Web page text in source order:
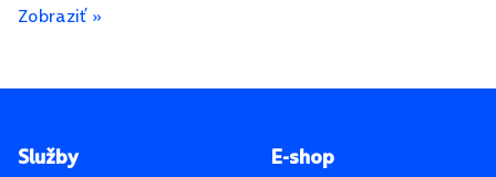
Zobraziť »
Pätička stránky
Služby E-shop